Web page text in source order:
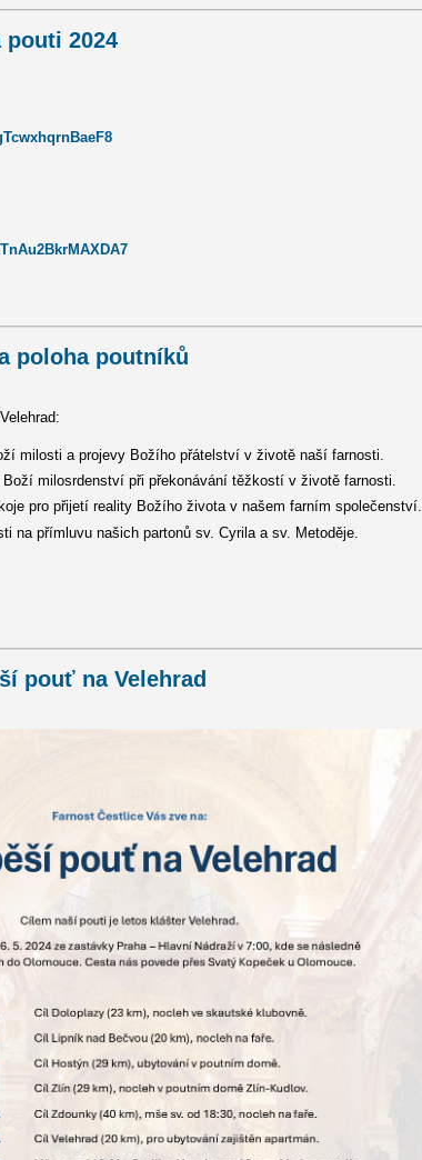
pouti 2024
poloha poutníků
milosti a projevy Božího přátelství v životě naší farnosti.
milosrdenství při překonávání těžkostí v životě farnosti.
pro přijetí reality Božího života v našem farním společenství.
na přímluvu našich partonů sv. Cyrila a sv. Metoděje.
pouť na Velehrad